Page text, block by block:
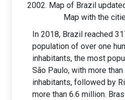
2002. Map of Brazil
Map with the
In 2018, Brazil reached
population of over one
inhabitants, the most
São Paulo, with more
inhabitants, followed by
more than 6.6 million.